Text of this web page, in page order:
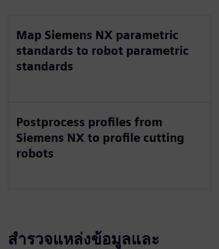
Map Siemens NX parametric
standards to robot parametric
standards
Postprocess profiles from
Siemens NX to profile cutting
robots
สำรวจแหล่งข้อมูลและ